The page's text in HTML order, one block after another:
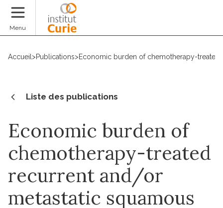
Menu
Accueil >Publications>Economic burden of chemotherapy-treated
Liste des publications
Economic burden of
chemotherapy-treated
recurrent and/or
metastatic squamous